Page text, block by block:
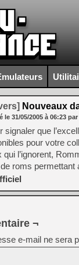
Nouveaux
le 31/05/2005 à 06:23
signaler que
pour votre
qui l’ignorent,
roms permettant
¬
e-mail ne sera